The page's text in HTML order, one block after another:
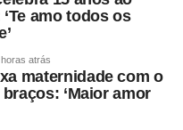
amo todos os
horas atrás
maternidade com o
‘Maior amor